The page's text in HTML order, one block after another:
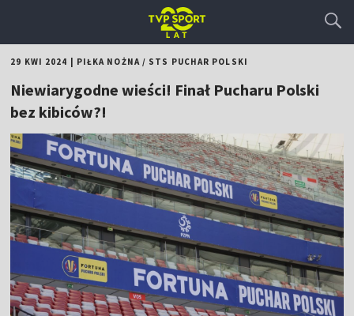
29 KWI 2024 PIŁKA NOŻNA/ STS PUCHAR POLSKI
Niewiarygodne wieści! Finał Pucharu Polski
bez kibiców?!